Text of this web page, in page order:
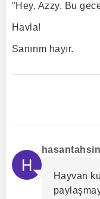
"Hey, Azzy. Bu
Havla!
Sanırım hayır.
Hayvan